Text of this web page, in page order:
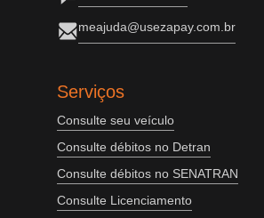
meajuda@usezapay.com.br
Serviços
Consulte seu veículo
Consulte débitos no Detran
Consulte débitos no SENATRAN
Consulte Licenciamento